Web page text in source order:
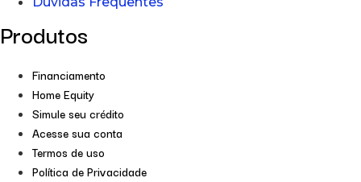
Produtos
Financiamento
Home Equity
Simule seu crédito
Acesse sua conta
Termos de uso
Política de Privacidade